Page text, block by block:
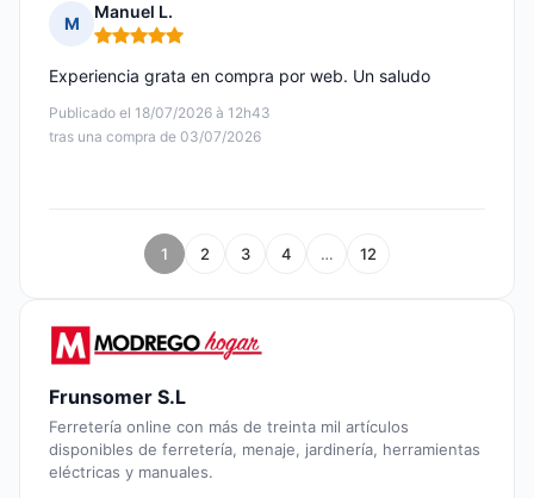
M
Manuel L.
Nota: 5 de 5
Publicado el 18/07/2026 à 12h43
tras una compra de 03/07/2026
Experiencia grata en compra por web. Un saludo
1 2 3 4 … 12
Frunsomer S.L
Ferretería online con más de treinta mil artículos
disponibles de ferretería, menaje, jardinería, herramientas
eléctricas y manuales.